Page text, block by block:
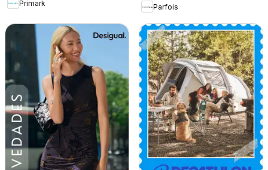
Primark
Parfois